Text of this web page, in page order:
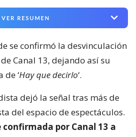
VER RESUMEN
se confirmó la desvinculación
Canal 13, dejando así su
‘Hay que decirlo‘.
dejó la señal tras más de
del espacio de espectáculos.
por Canal 13 a